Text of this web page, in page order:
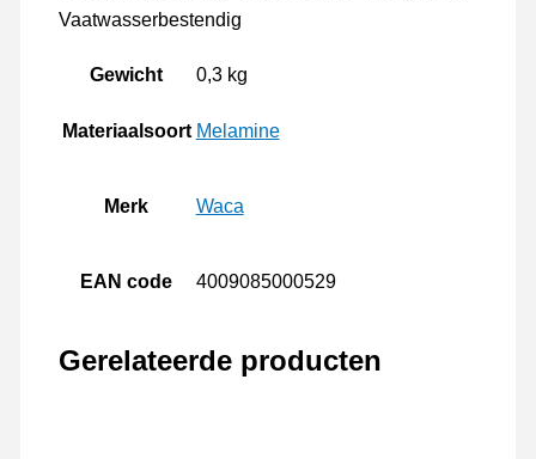
Vaatwasserbestendig
Gewicht 0,3 kg
Materiaalsoort Melamine
Merk Waca
EAN code 4009085000529
Gerelateerde producten